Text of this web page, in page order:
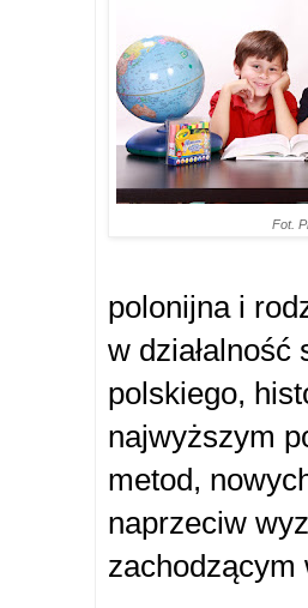
Fot.
polonijna i
w działalność
polskiego,
najwyższym
metod,
naprzeciw
zachodzącym